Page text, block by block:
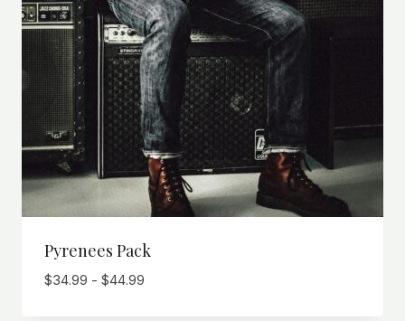
Pyrenees Pack
$34.99 - $44.99Prijsklasse: